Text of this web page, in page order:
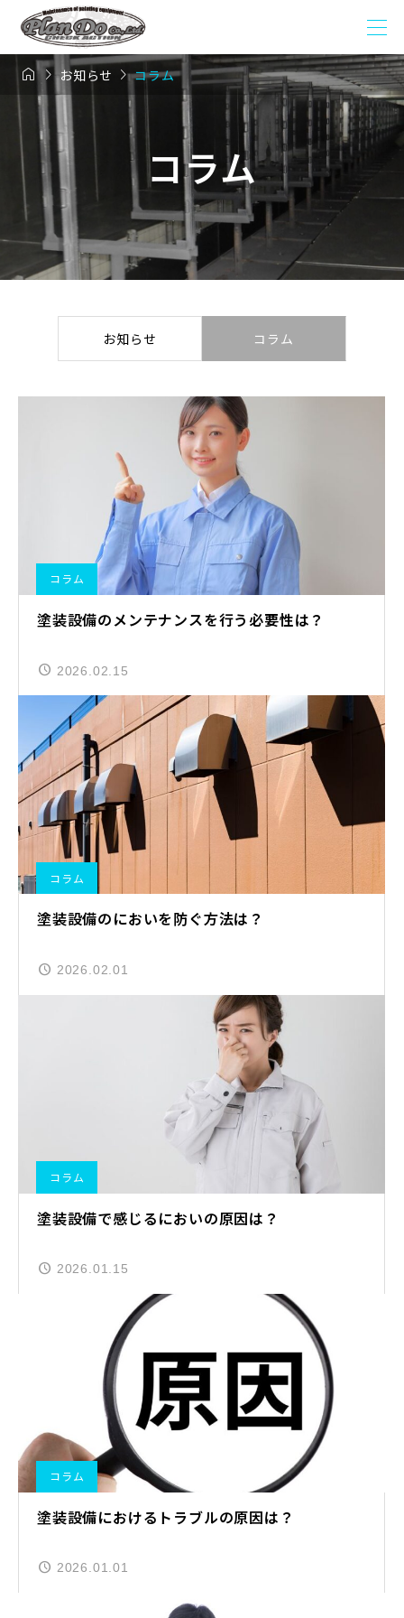
お知らせ コラム
コラム
お知らせ コラム
コラム
塗装設備のメンテナンスを行う必要性は？
2026.02.15
コラム
塗装設備のにおいを防ぐ方法は？
2026.02.01
コラム
塗装設備で感じるにおいの原因は？
2026.01.15
コラム
塗装設備におけるトラブルの原因は？
2026.01.01